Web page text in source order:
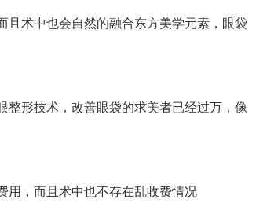
术中也会自然的融合东方美学元素，眼袋
形技术，改善眼袋的求美者已经过万，像
用，而且术中也不存在乱收费情况